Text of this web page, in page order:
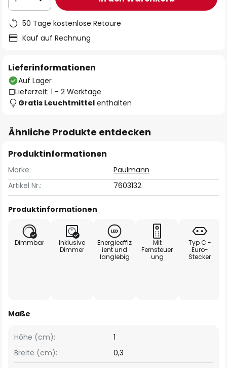
50 Tage kostenlose Retoure
Kauf auf Rechnung
Lieferinformationen
Auf Lager
Lieferzeit: 1 - 2 Werktage
Gratis Leuchtmittel enthalten
Ähnliche Produkte entdecken
Produktinformationen
Marke:
Paulmann
Artikel Nr.:
7603132
Produktinformationen
Dimmbar
Inklusive
Dimmer
Energieeffiz
ient und
langlebig
Mit
Fernsteuer
ung
Typ C -
Euro-
Stecker
Maße
Breite (cm): 0,3
Höhe (cm): 1